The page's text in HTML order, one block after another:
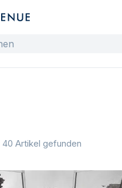
40 Artikel gefunden